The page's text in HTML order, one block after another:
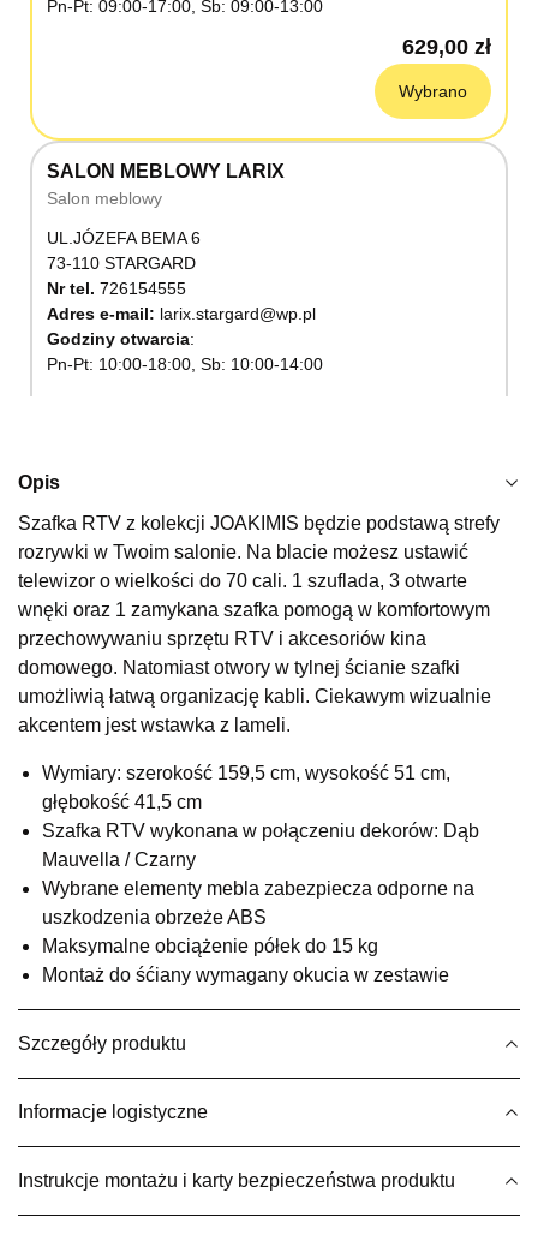
Pn-Pt: 09:00-17:00, Sb: 09:00-13:00
629,00 zł
Wybrano
SALON MEBLOWY LARIX
Salon meblowy
UL.JÓZEFA BEMA 6
73-110 STARGARD
Nr tel. 726154555
Adres e-mail: larix.stargard@wp.pl
Godziny otwarcia
Pn-Pt: 10:00-18:00, Sb: 10:00-14:00
SALON MEBLOWY KUBUŚ
Salon meblowy
66-470 KOSTRZYN NAD ODRĄ
Nr tel.507103199
Godziny otwarcia
Pn-Pt: 10:00-18:00, Sb: 10:00-14:00
Wybierz
SALON MEBLOWY M JAK MEBLE
Salon meblowy
UL.BASZTOWA 3
76-100 SŁAWNO
Nr tel.502668736
Pn-Pt: 09:00-17:00, Sb: 09:00-13:00
SALON MEBLOWY MEBLE EXPO
Opis
Szafka RTV z kolekcji JOAKIMIS będzie podstawą strefy
rozrywki w Twoim salonie. Na blacie możesz ustawić
telewizor o wielkości do 70 cali. 1 szuflada, 3 otwarte
wnęki oraz 1 zamykana szafka pomogą w komfortowym
przechowywaniu sprzętu RTV i akcesoriów kina
domowego. Natomiast otwory w tylnej ścianie szafki
umożliwią łatwą organizację kabli. Ciekawym wizualnie
akcentem jest wstawka z lameli.
Wymiary: szerokość 159,5 cm, wysokość 51 cm,
głębokość 41,5 cm
Szafka RTV wykonana w połączeniu dekorów: Dąb
Mauvella / Czarny
Wybrane elementy mebla zabezpiecza odporne na
uszkodzenia obrzeże ABS
Maksymalne obciążenie półek do 15 kg
Montaż do śćiany wymagany okucia w zestawie
Szczegóły produktu
Informacje logistyczne
Instrukcje montażu i karty bezpieczeństwa produktu